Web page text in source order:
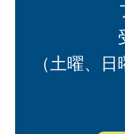
（土曜、